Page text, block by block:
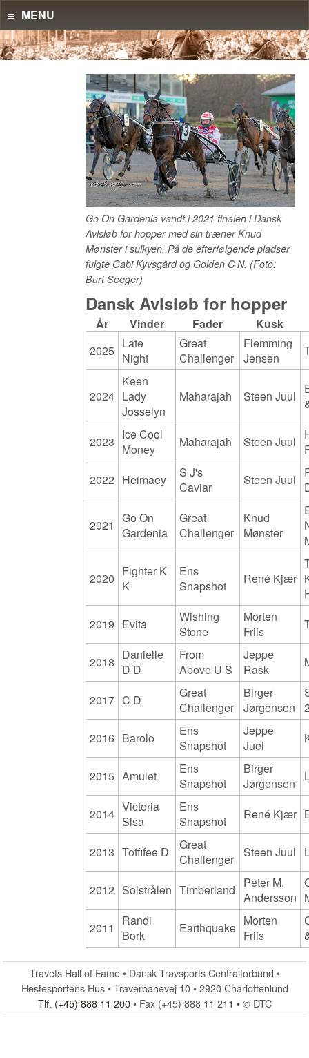
MENU
Go On Gardenia vandt i 2021 finalen i Dansk
Avlsløb for hopper med sin træner Knud
Mønster i sulkyen. På de efterfølgende pladser
fulgte Gabi Kyvsgård og Golden C N. (Foto:
Burt Seeger)
Dansk Avlsløb for hopper
År Vinder Fader
Kusk
2025 Late
Night
Great
Challenger
Flemming
Jensen
2024
Keen
Lady
Josselyn
Maharajah Steen Juul
2023 Ice Cool
Money
Maharajah Steen Juul
2022 Heimaey
S J's
Caviar
Steen Juul
2021
Go On
Gardenia
Great
Challenger
Knud
Mønster
2020 Fighter K
K
Ens
Snapshot
René Kjær
2019 Evita
Wishing
Stone
Morten
Friis
2018 Danielle
D D
From
Above U S
Jeppe
Rask
2017 C D
Great
Challenger
Birger
Jørgensen
2016 Barolo
Ens
Snapshot
Jeppe
Juel
2015 Amulet
Ens
Snapshot
Birger
Jørgensen
2014 Victoria
Sisa
Ens
Snapshot
René Kjær
2013 Toffifee D
Great
Challenger
Steen Juul
2012 Solstrålen Timberland
Peter M.
Andersson
2011
Randi
Bork
Earthquake Morten
Friis
Travets Hall of Fame • Dansk Travsports Centralforbund •
Hestesportens Hus • Traverbanevej 10 • 2920 Charlottenlund
Tlf. (+45) 888 11 200• Fax (+45) 888 11 211 • © DTC